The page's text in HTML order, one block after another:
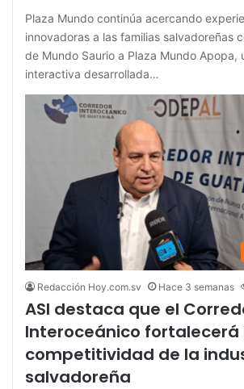
Plaza Mundo continúa acercando
innovadoras a las familias salvadoreñas
de Mundo Saurio a Plaza Mundo Apopa,
interactiva desarrollada…
Redacción Hoy.com.sv Hace 3 semanas
ASI destaca que el
Interoceánico fortalecerá
competitividad de la
salvadoreña